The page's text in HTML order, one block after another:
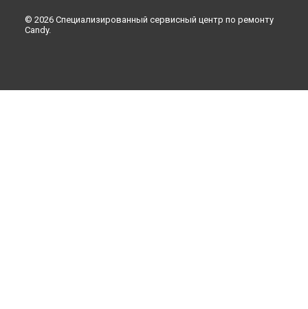
© 2026 Специализированный сервисный центр по ремонту
Candy.